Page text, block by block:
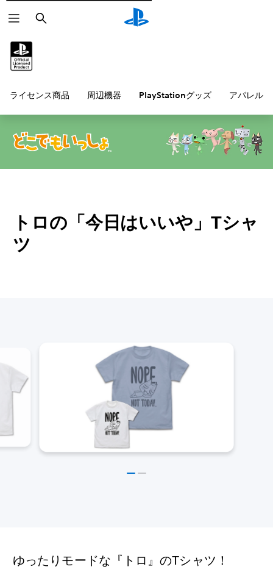
検
索
ライセンス商品 周辺機器 PlayStationグッズ アパレル
トロの「今日はいいや」Tシャ
ツ
ゆったりモードな『トロ』のTシャツ！